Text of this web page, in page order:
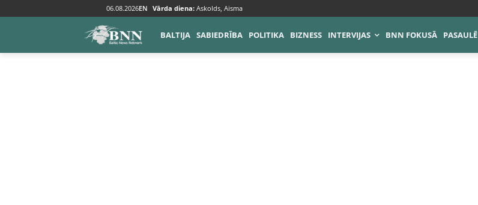
06.08.2026EN Vārda diena: Askolds, Aisma
BALTIJA SABIEDRĪBA POLITIKA BIZNESS INTERVIJAS BNN FOKUSĀ PASAULĒ
Tags Microsoft